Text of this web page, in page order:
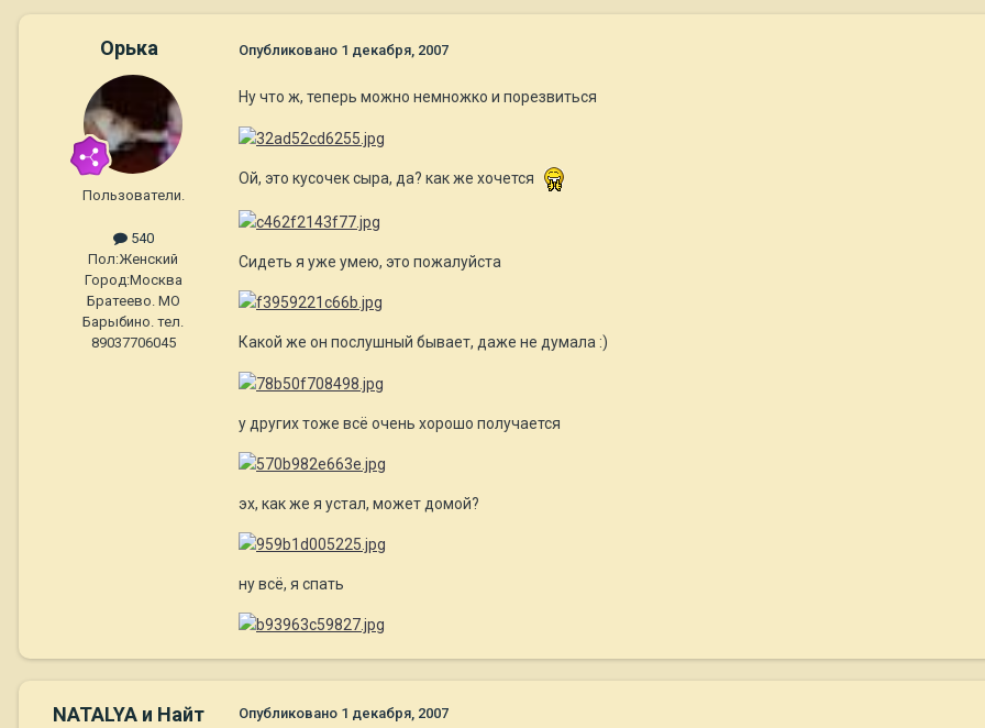
Орька
Пользователи.
540
Пол:Женский
Город:Москва
Братеево. МО
Барыбино. тел.
89037706045
Опубликовано 1 декабря, 2007
Ну что ж, теперь можно немножко и порезвиться
Ой, это кусочек сыра, да? как же хочется
Сидеть я уже умею, это пожалуйста
Какой же он послушный бывает, даже не думала :)
у других тоже всё очень хорошо получается
эх, как же я устал, может домой?
ну всё, я спать
NATALYA и Найт Опубликовано 1 декабря, 2007